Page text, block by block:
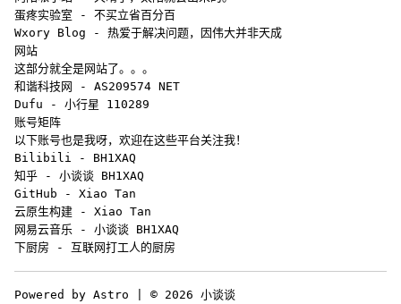
蛋疼实验室 - 不买立省百分百
Wxory Blog - 热爱于解决问题，因伟大并非天成
网站
这部分就全是网站了。。。
和谐科技网
- AS209574 NET
Dufu - 小行星 110289
账号矩阵
以下账号也是我呀，欢迎在这些平台关注我！
Bilibili - BH1XAQ
知乎 - 小谈谈 BH1XAQ
GitHub - Xiao Tan
云原生构建 - Xiao Tan
网易云音乐 - 小谈谈 BH1XAQ
下厨房 - 互联网打工人的厨房
Powered by Astro | © 2026 小谈谈